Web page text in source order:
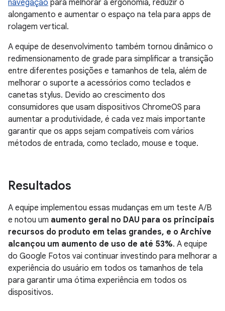
navegação para melhorar a ergonomia, reduzir o
alongamento e aumentar o espaço na tela para apps de
rolagem vertical.
A equipe de desenvolvimento também tornou dinâmico o
redimensionamento de grade para simplificar a transição
entre diferentes posições e tamanhos de tela, além de
melhorar o suporte a acessórios como teclados e
canetas stylus. Devido ao crescimento dos
consumidores que usam dispositivos ChromeOS para
aumentar a produtividade, é cada vez mais importante
garantir que os apps sejam compatíveis com vários
métodos de entrada, como teclado, mouse e toque.
Resultados
A equipe implementou essas mudanças em um teste A/B
e notou um aumento geral no DAU para os principais
recursos do produto em telas grandes, e o Archive
alcançou um aumento de uso de até 53%. A equipe
do Google Fotos vai continuar investindo para melhorar a
experiência do usuário em todos os tamanhos de tela
para garantir uma ótima experiência em todos os
dispositivos.